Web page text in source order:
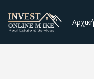
Αρχική